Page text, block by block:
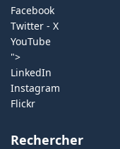
Facebook
Twitter - X
YouTube
">
LinkedIn
Instagram
Flickr
Rechercher